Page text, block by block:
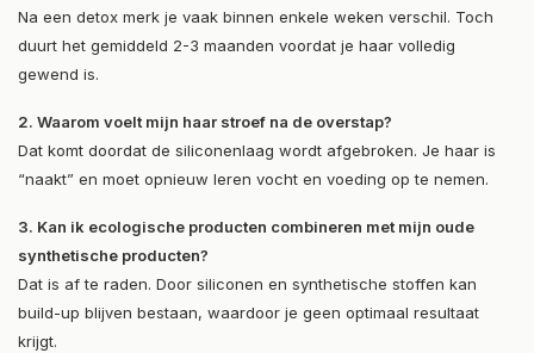
Na een detox merk je vaak binnen enkele weken verschil. Toch
duurt het gemiddeld 2-3 maanden voordat je haar volledig
gewend is.
2. Waarom voelt mijn haar stroef na de overstap?
Dat komt doordat de siliconenlaag wordt afgebroken. Je haar is
“naakt” en moet opnieuw leren vocht en voeding op te nemen.
3. Kan ik ecologische producten combineren met mijn oude
synthetische producten?
Dat is af te raden. Door siliconen en synthetische stoffen kan
build-up blijven bestaan, waardoor je geen optimaal resultaat
krijgt.